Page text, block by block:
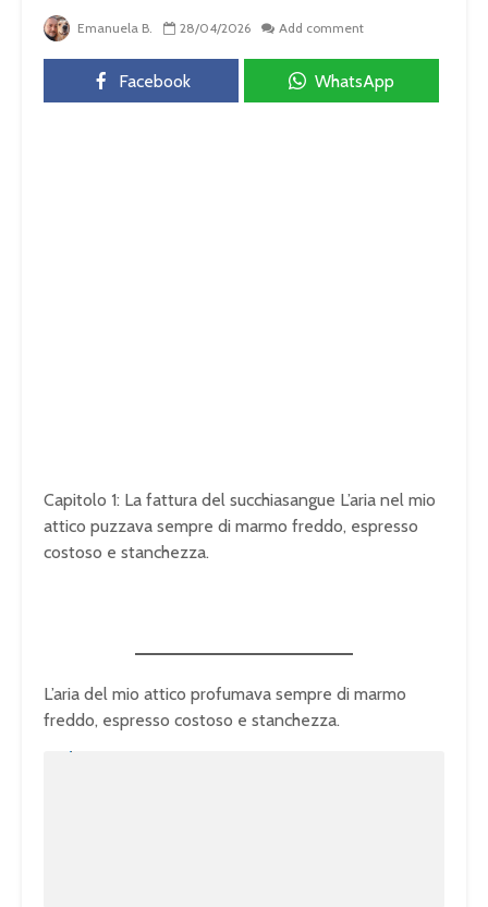
Emanuela B. 28/04/2026 Add comment
Facebook WhatsApp
Capitolo 1: La fattura del succhiasangue L’aria nel mio
attico puzzava sempre di marmo freddo, espresso
costoso e stanchezza.
L’aria del mio attico profumava sempre di marmo
freddo, espresso costoso e stanchezza.